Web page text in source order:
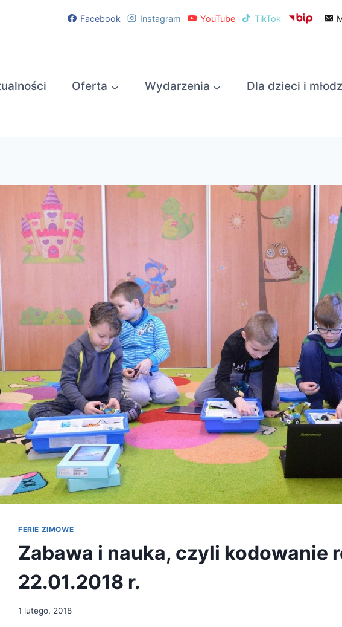
Facebook Instagram YouTube TikTok
Oferta Wydarzenia Dla dzieci i
FERIE ZIMOWE
Zabawa i nauka, czyli kodowanie
22.01.2018 r.
1 lutego, 2018